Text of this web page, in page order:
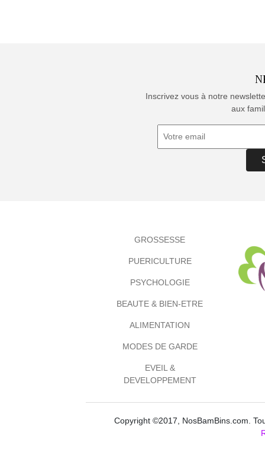
Inscrivez vous à notre
aux
GROSSESSE
PUERICULTURE
PSYCHOLOGIE
BEAUTE & BIEN-ETRE
ALIMENTATION
MODES DE GARDE
EVEIL &
DEVELOPPEMENT
Copyright ©2017, NosBamBins.com.